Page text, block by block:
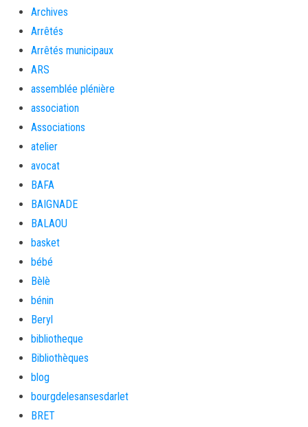
Archives
Arrêtés
Arrêtés municipaux
ARS
assemblée plénière
association
Associations
atelier
avocat
BAFA
BAIGNADE
BALAOU
basket
bébé
Bèlè
bénin
Beryl
bibliotheque
Bibliothèques
blog
bourgdelesansesdarlet
BRET